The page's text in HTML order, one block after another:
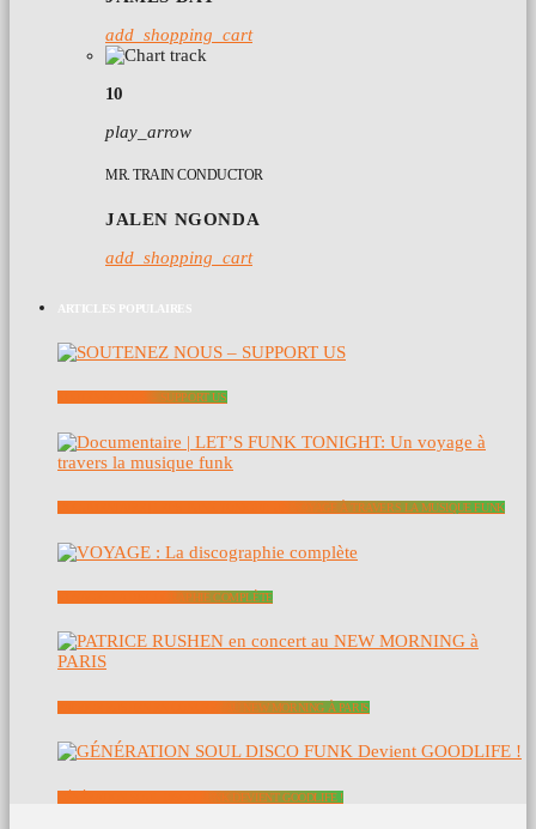
add_shopping_cart
10
play_arrow
MR. TRAIN CONDUCTOR
JALEN NGONDA
add_shopping_cart
ARTICLES POPULAIRES
SOUTENEZ NOUS – SUPPORT US
DOCUMENTAIRE | LET’S FUNK TONIGHT: UN VOYAGE À TRAVERS LA MUSIQUE FUNK
VOYAGE : LA DISCOGRAPHIE COMPLÈTE
PATRICE RUSHEN EN CONCERT AU NEW MORNING À PARIS
GÉNÉRATION SOUL DISCO FUNK DEVIENT GOODLIFE !